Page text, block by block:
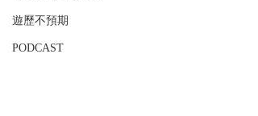
遊歷不預期
PODCAST